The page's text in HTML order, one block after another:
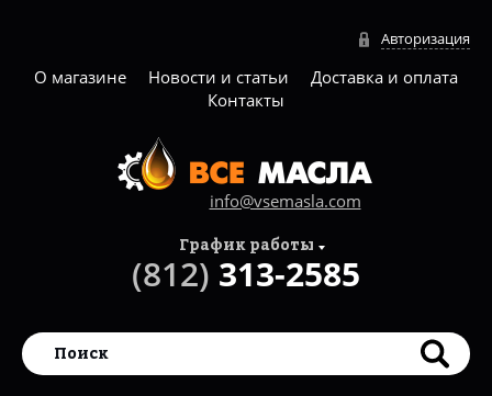
Авторизация
О магазине Новости и статьи
Доставка и оплата
Контакты
info@vsemasla.com
График работы
(812) 313-2585